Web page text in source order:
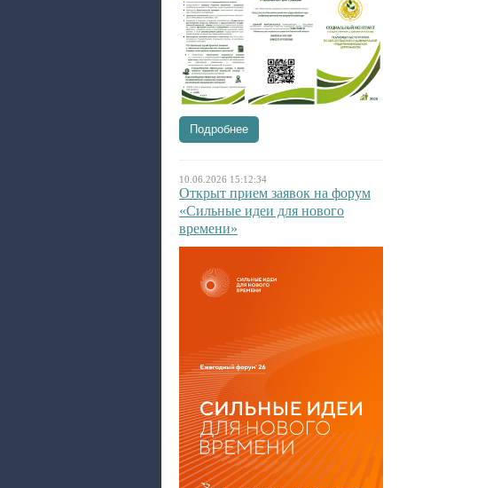
Подробнее
10.06.2026 15:12:34
Открыт прием заявок на форум
«Сильные идеи для нового
времени»